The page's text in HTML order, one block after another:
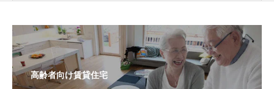
高齢者向け賃貸住宅